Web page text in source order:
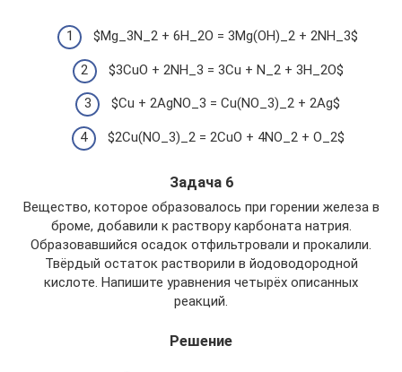
$Mg_3N_2 + 6H_2O = 3Mg(OH)_2 + 2NH_3$
$3CuO + 2NH_3 = 3Cu + N_2 + 3H_2O$
$Cu + 2AgNO_3 = Cu(NO_3)_2 + 2Ag$
$2Cu(NO_3)_2 = 2CuO + 4NO_2 + O_2$
Задача 6
Вещество, которое образовалось при горении железа в
броме, добавили к раствору карбоната натрия.
Образовавшийся осадок отфильтровали и прокалили.
Твёрдый остаток растворили в йодоводородной
кислоте. Напишите уравнения четырёх описанных
реакций.
Решение